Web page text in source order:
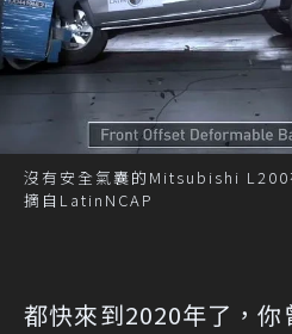
沒有安全氣囊的Mitsubishi L200
摘自LatinNCAP
都快來到2020年了，